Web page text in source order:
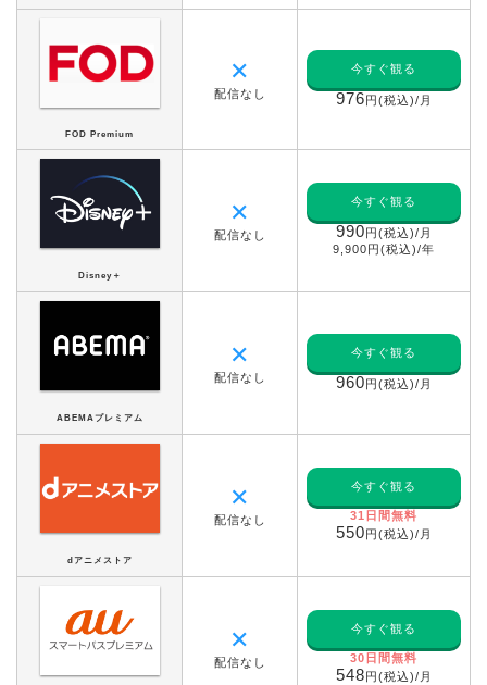
FOD Premium
✕
配信なし
今すぐ観る
976円(税込)/月
Disney＋
✕
配信なし
今すぐ観る
990円(税込)/月
9,900円(税込)/年
ABEMAプレミアム
✕
配信なし
今すぐ観る
960円(税込)/月
dアニメストア
✕
配信なし
今すぐ観る
31日間無料
550円(税込)/月
✕
配信なし
今すぐ観る
30日間無料
548円(税込)/月